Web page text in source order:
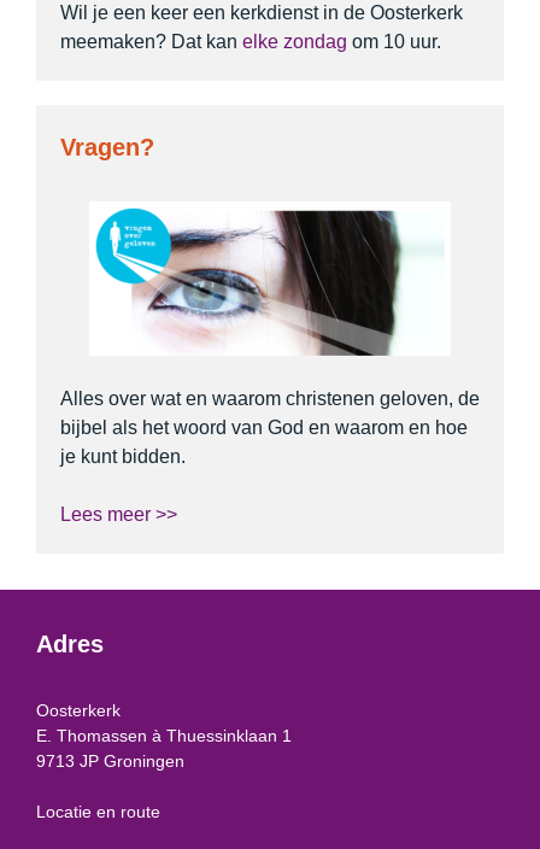
Wil je een keer een kerkdienst in de Oosterkerk
meemaken? Dat kan elke zondag om 10 uur.
Vragen?
Alles over wat en waarom christenen geloven, de
bijbel als het woord van God en waarom en hoe
je kunt bidden.
Lees meer >>
Adres
Oosterkerk
E. Thomassen à Thuessinklaan 1
9713 JP Groningen
Locatie en route